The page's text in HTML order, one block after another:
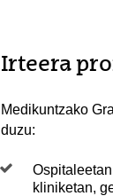
Irteera
Medikuntzako
duzu:
kliniketan,